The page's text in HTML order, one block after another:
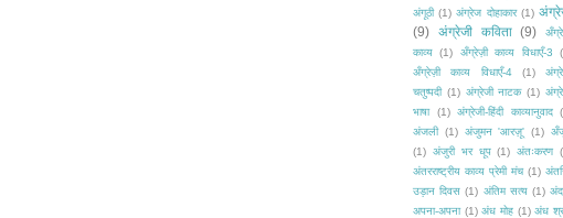
अंगूठी (1) अंग्रेज दोहाकार (1)
(9)
अंग्रेजी कविता (9)
काव्य (1) अँग्रेज़ी काव्य विधाएँ-3
अँग्रेज़ी काव्य विधाएँ-4
(1)
चतुष्पदी (1) अंग्रेजी नाटक (1)
भाषा
(1) अंग्रेजी-हिंदी काव्यानुवाद
अंजली (1) अंजुमन 'आरज़ू' (1)
(1) अंजुरी भर धूप (1) अंतःकरण
अंतरराष्ट्रीय काव्य प्रेमी मंच (1)
उड़ान दिवस (1) अंतिम सत्य (1)
अपना-अपना (1) अंध मोह (1) अंध